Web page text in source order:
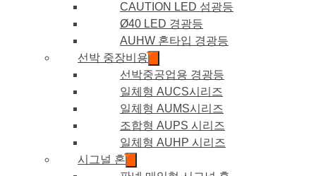
CAUTION LED 섬광등
Ø40 LED 경광등
AUHW 혼타입 경광등
선박 중장비용
선박중공업용 경광등
일체형 AUCS시리즈
일체형 AUMS시리즈
조합형 AUPS 시리즈
일체형 AUHP 시리즈
시그널 혼